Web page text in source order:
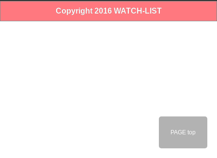
Copyright 2016 WATCH-LIST
PAGE top